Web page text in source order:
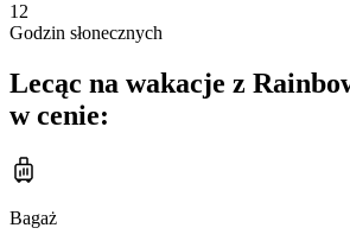
12
Godzin słonecznych
Lecąc na wakacje z
w cenie:
Bagaż